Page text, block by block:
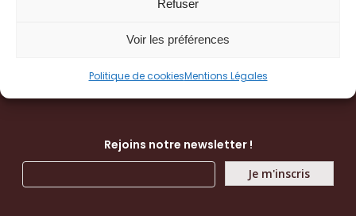
Refuser
Voir les préférences
Politique de cookiesMentions Légales
© Artisans Noisetiers
Rejoins notre newsletter !